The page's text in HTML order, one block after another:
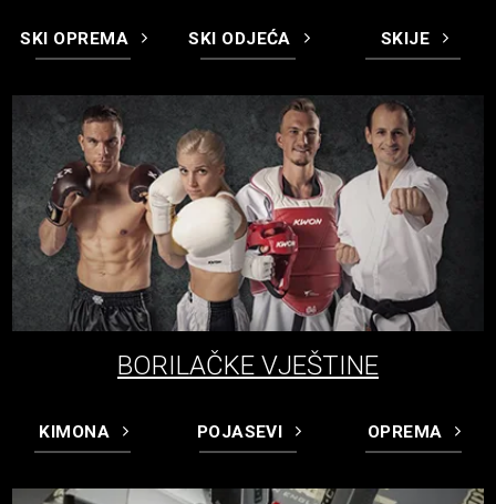
SKI OPREMA SKI ODJEĆA SKIJE
BORILAČKE VJEŠTINE
KIMONA POJASEVI OPREMA